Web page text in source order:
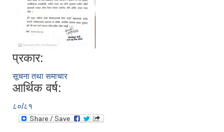
प्रकार:
सूचना तथा समाचार
आर्थिक वर्ष:
८०/८१